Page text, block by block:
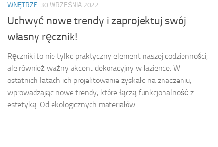
WNĘTRZE 30 WRZEŚNIA 2022
Uchwyć nowe trendy i zaprojektuj swój
własny ręcznik!
Ręczniki to nie tylko praktyczny element naszej codzienności,
ale również ważny akcent dekoracyjny w łazience. W
ostatnich latach ich projektowanie zyskało na znaczeniu,
wprowadzając nowe trendy, które łączą funkcjonalność z
estetyką. Od ekologicznych materiałów...